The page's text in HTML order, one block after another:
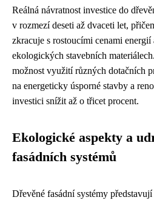
Reálná návratnost investice do
v rozmezí deseti až dvaceti let,
zkracuje s rostoucími cenami
ekologických stavebních
možnost využití různých dotačních
na energeticky úsporné stavby a
investici snížit až o třicet procent.
Ekologické aspekty a
fasádních systémů
Dřevěné fasádní systémy představují